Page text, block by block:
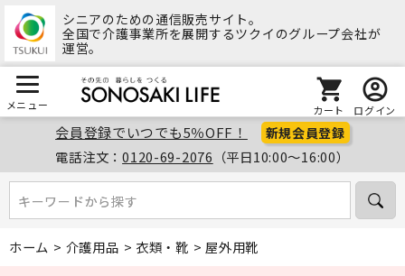
シニアのための通信販売サイト。
全国で介護事業所を展開するツクイのグループ会社が
運営。
メニュー カート ログイン
会員登録でいつでも5％OFF！ 新規会員登録
電話注文：0120-69-2076 （平日10:00～16:00）
キーワードから探す
キーワードから探す
ホーム > 介護用品 > 衣類・靴 > 屋外用靴